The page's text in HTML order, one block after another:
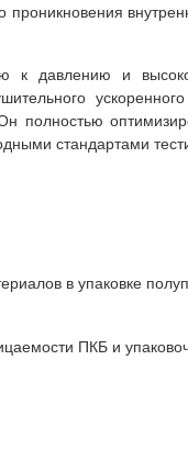
к давлению и
ускоренного
полностью
стандартами
в упаковке
ПКБ и